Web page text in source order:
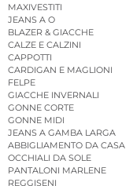
MAXIVESTITI
JEANS A O
BLAZER & GIACCHE
CALZE E CALZINI
CAPPOTTI
CARDIGAN E MAGLIONI
FELPE
GIACCHE INVERNALI
GONNE CORTE
GONNE MIDI
JEANS A GAMBA LARGA
ABBIGLIAMENTO DA CASA
OCCHIALI DA SOLE
PANTALONI MARLENE
REGGISENI